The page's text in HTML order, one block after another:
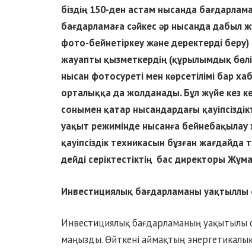
біздің 150-ден астам нысанда
бағдарламаға сәйкес әр нысанда дабыл
фото-бейнетіркеу және деректерді
жауапты қызметкердің (құрылымдық
нысан фотосуреті мен көрсетілімі бар
орталыққа да жолданады. Бұл жүйе кез
сонымен қатар нысандардағы
уақыт режимінде нысанға бейнебақылау
қауіпсіздік техникасын бұзған жағдайда
дейді серіктестіктің бас директоры
Инвестициялық бағдарламаны
Инвестициялық бағдарламаның уақытылы
маңызды. Өйткені аймақтың